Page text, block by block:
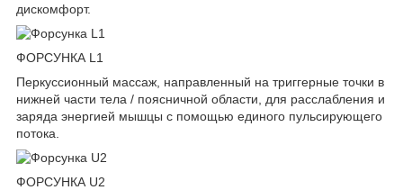
дискомфорт.
ФОРСУНКА L1
Перкуссионный массаж, направленный на триггерные точки в
нижней части тела / поясничной области, для расслабления и
заряда энергией мышцы с помощью единого пульсирующего
потока.
ФОРСУНКА U2